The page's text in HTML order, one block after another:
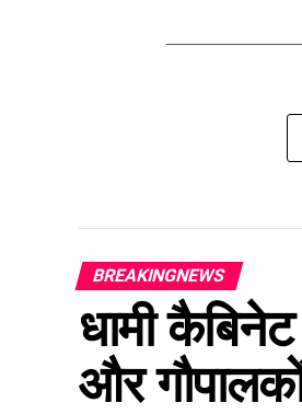
BREAKINGNEWS
धामी
और